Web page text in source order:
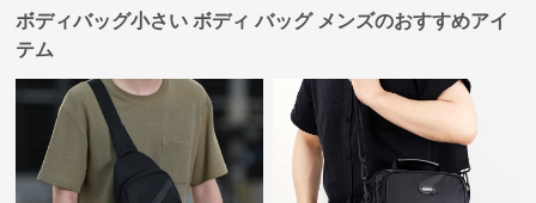
ボディバッグ小さい ボディ バッグ メンズのおすすめアイ
テム